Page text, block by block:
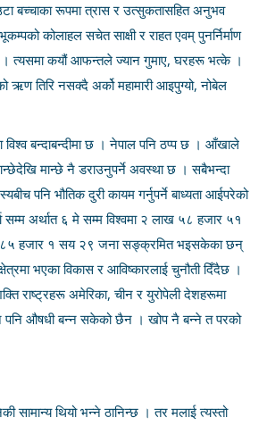
बच्चाका रूपमा त्रास र उत्सुकतासहित अनुभव
कोलाहल सचेत साक्षी र राहत एवम् पुनर्निर्माण
। त्यसमा कयौं आफन्तले ज्यान गुमाए, घरहरू भत्के ।
ऋण तिरि नसक्दै अर्को महामारी आइपुग्यो, नोबेल
विश्व बन्दाबन्दीमा छ । नेपाल पनि ठप्प छ । आँखाले
मान्छे नै डराउनुपर्ने अवस्था छ । सबैभन्दा
पनि भौतिक दुरी कायम गर्नुपर्ने बाध्यता आईपरेको
अर्थात ६ मे सम्म विश्वमा २ लाख ५८ हजार ५१
हजार १ सय २९ जना सङ्क्रमित भइसकेका छन्
भएका विकास र आविष्कारलाई चुनौती दिँदैछ ।
राष्ट्रहरू अमेरिका, चीन र युरोपेली देशहरूमा
पनि औषधी बन्न सकेको छैन । खोप नै बन्ने त परको
सामान्य थियो भन्ने ठानिन्छ । तर मलाई त्यस्तो